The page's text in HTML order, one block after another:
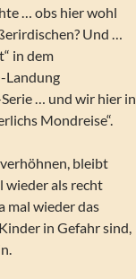
… obs hier wohl
Und …
in dem
Landung
… und wir hier in
Mondreise“.
bleibt
wieder als recht
mal wieder das
in Gefahr sind,